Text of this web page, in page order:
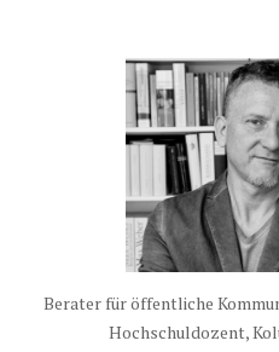
Berater für öffentliche
Hochschuldozent,